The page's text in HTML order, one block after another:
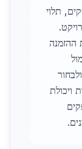
7 ל-21 ימי עסקים, תלוי
ההזמנה
ויכולת